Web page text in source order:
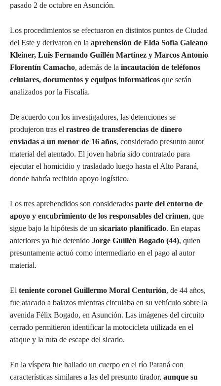
pasado 2 de octubre en Asunción.
Los procedimientos se efectuaron en distintos puntos de Ciudad
del Este y derivaron en la aprehensión de Elda Sofía Galeano
Kleiner, Luis Fernando Guillén Martínez y Marcos Antonio
Florentín Camacho, además de la incautación de teléfonos
celulares, documentos y equipos informáticos que serán
analizados por la Fiscalía.
De acuerdo con los investigadores, las detenciones se
produjeron tras el rastreo de transferencias de dinero
enviadas a un menor de 16 años, considerado presunto autor
material del atentado. El joven habría sido contratado para
ejecutar el homicidio y trasladado luego hasta el Alto Paraná,
donde habría recibido apoyo logístico.
Los tres aprehendidos son considerados parte del entorno de
apoyo y encubrimiento de los responsables del crimen, que
sigue bajo la hipótesis de un sicariato planificado. En etapas
anteriores ya fue detenido Jorge Guillén Bogado (44), quien
presuntamente actuó como intermediario en el pago al autor
material.
El teniente coronel Guillermo Moral Centurión, de 44 años,
fue atacado a balazos mientras circulaba en su vehículo sobre la
avenida Félix Bogado, en Asunción. Las imágenes del circuito
cerrado permitieron identificar la motocicleta utilizada en el
ataque y la ruta de escape del sicario.
En la víspera fue hallado un cuerpo en el río Paraná con
características similares a las del presunto tirador, aunque su